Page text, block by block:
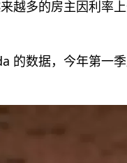
越多的房主因利率
的数据，今年第一